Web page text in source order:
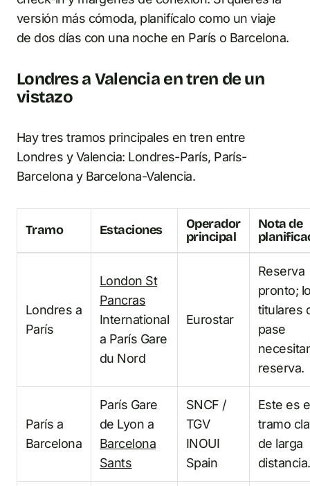
versión más cómoda, planifícalo como un viaje
de dos días con una noche en París o Barcelona.
Londres a Valencia en tren de un
vistazo
Hay tres tramos principales en tren entre
Londres y Valencia: Londres-París, París-
Barcelona y Barcelona-Valencia.
Tramo Estaciones
Operador
principal
Nota de
Londres a
París
London St
Pancras
International
a París Gare
du Nord
Eurostar
Reserva
pronto;
titulares
pase
reserva.
París a
Barcelona
París Gare
de Lyon a
Barcelona
Sants
SNCF /
TGV
INOUI
Spain
Este es
tramo
de larga
distancia.